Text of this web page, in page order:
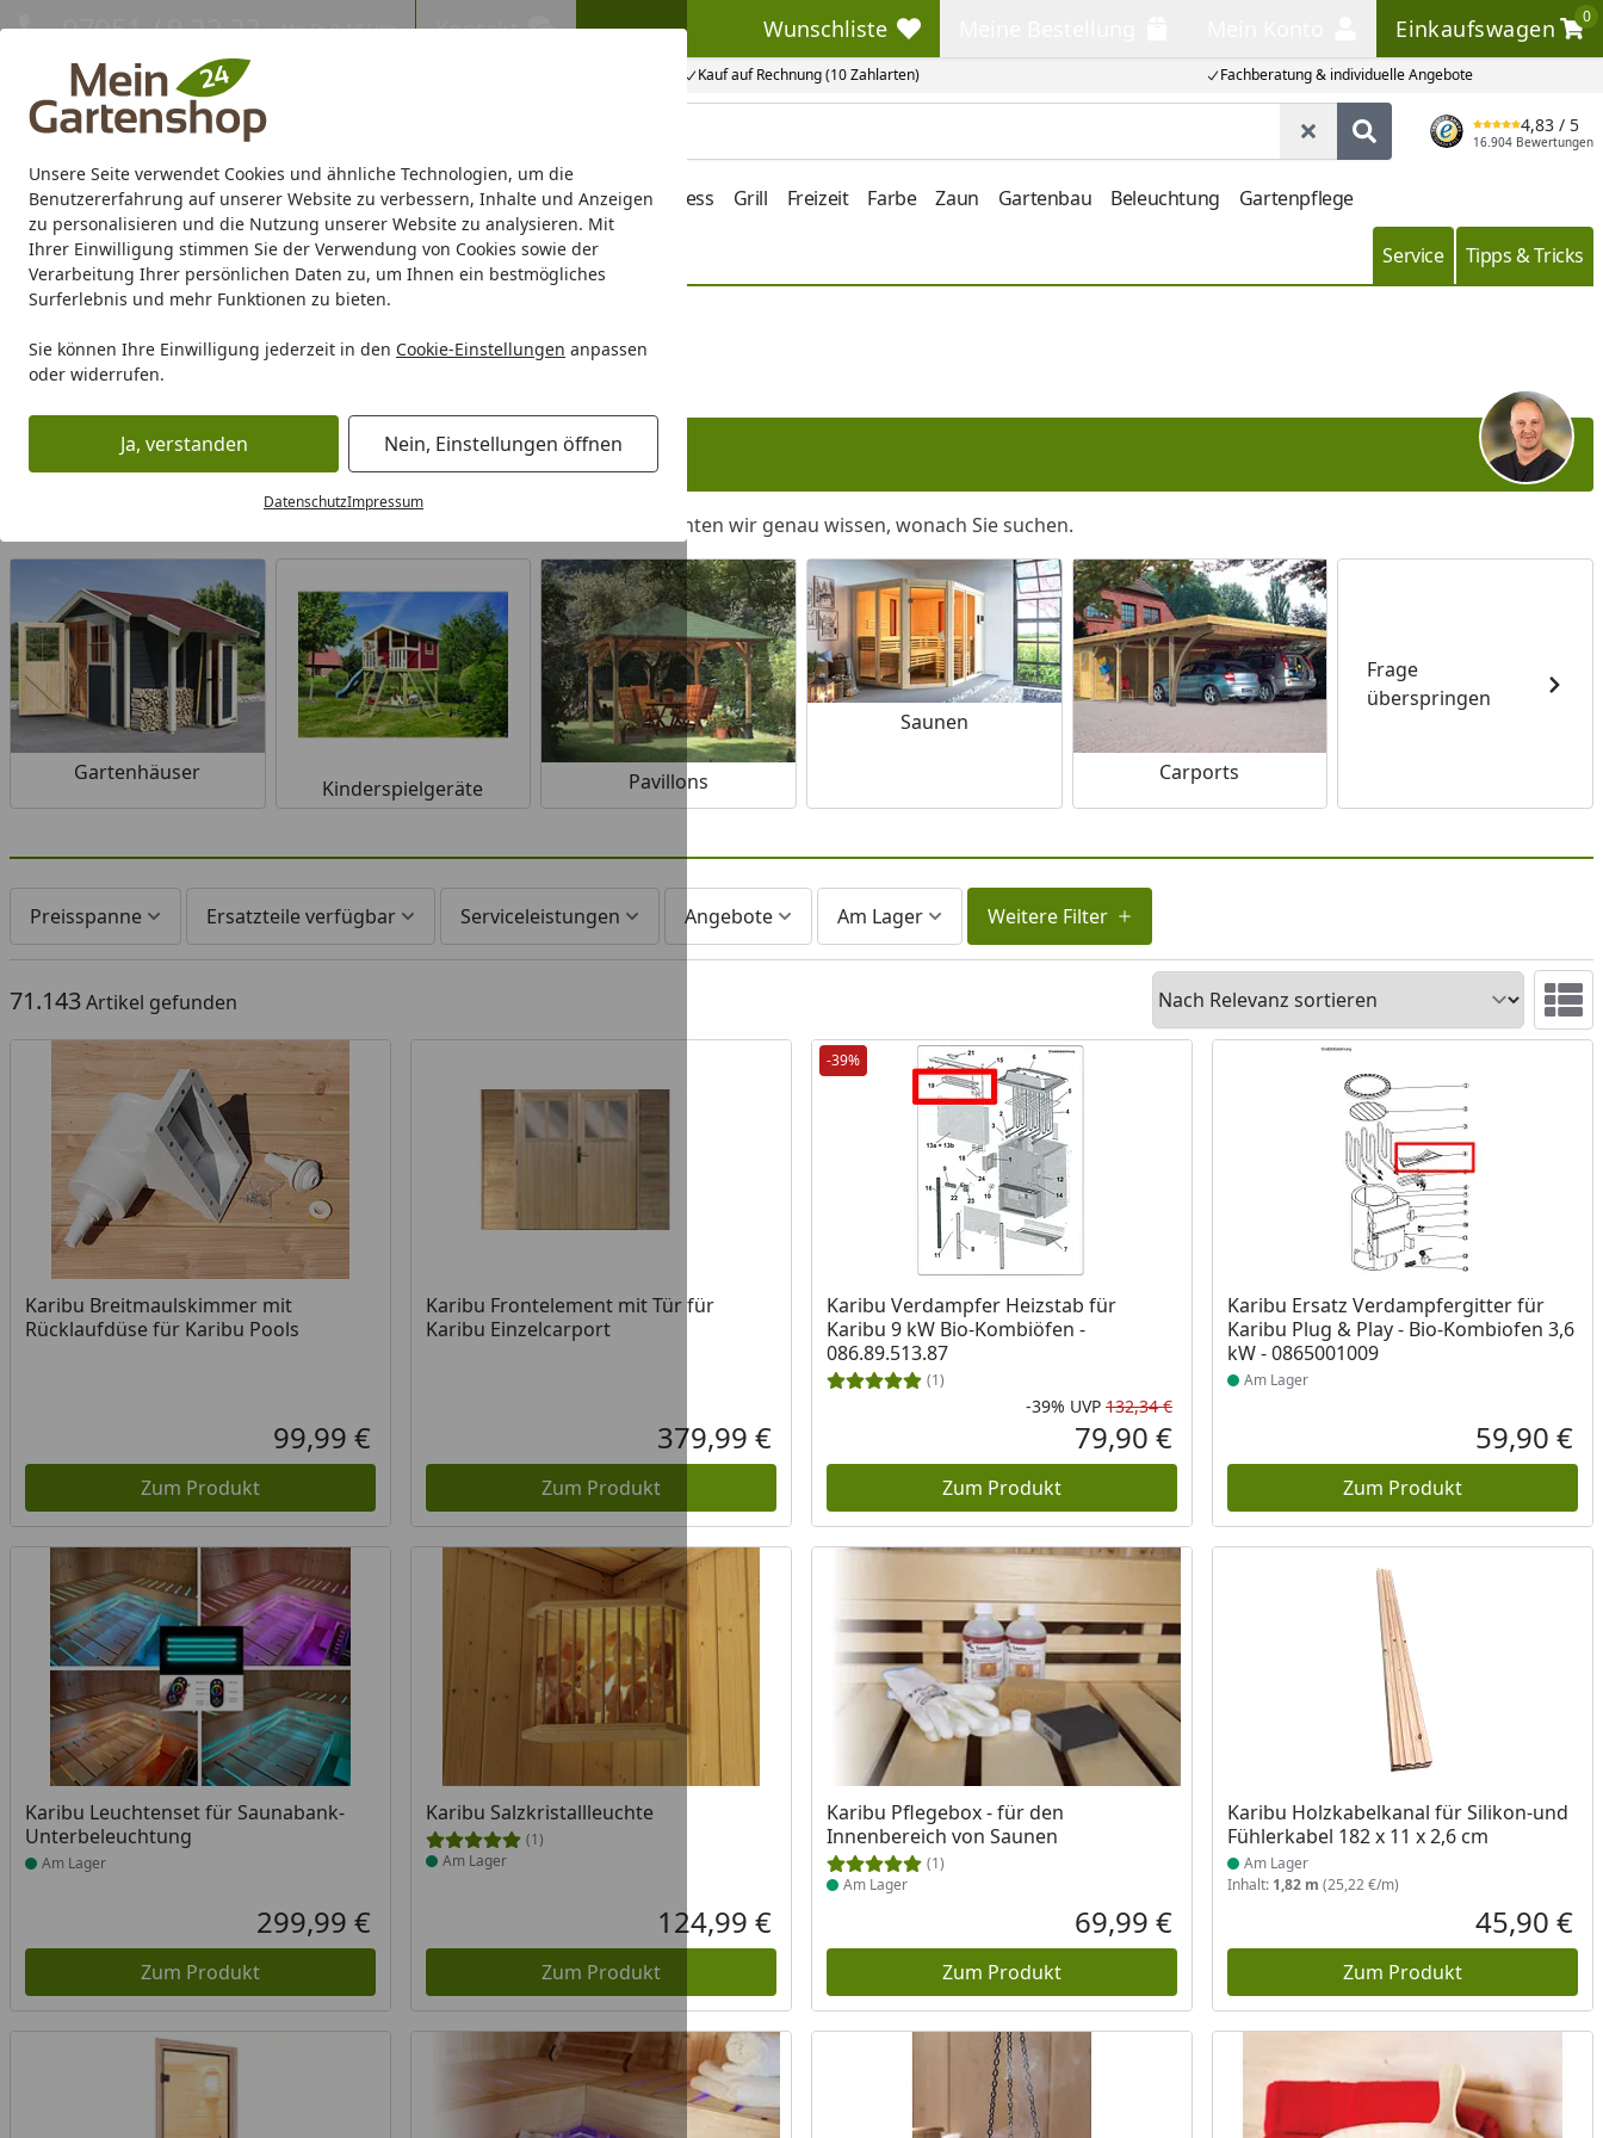
Unsere Seite verwendet Cookies und ähnliche Technologien, um die
Benutzererfahrung auf unserer Website zu verbessern, Inhalte und Anzeigen
zu personalisieren und die Nutzung unserer Website zu analysieren. Mit
Ihrer Einwilligung stimmen Sie der Verwendung von Cookies sowie der
Verarbeitung Ihrer persönlichen Daten zu, um Ihnen ein bestmögliches
Surferlebnis und mehr Funktionen zu bieten.
Sie können Ihre Einwilligung jederzeit in den Cookie-Einstellungen anpassen
oder widerrufen.
Ja, verstanden Nein, Einstellungen öffnen
DatenschutzImpressum
Eigene Montage-Teams Kauf auf Rechnung (10 Zahlarten) Fachberatung & individuelle Angebote
07051 / 9 22 22 Mo-Fr. 8-16 Uhr Kontakt Wunschliste
Wunschliste Einkaufswagen
0
Einkaufswagen
Suche leerenProdukt suchen
4,83 / 5
16.904 Bewertungen
Gartenhaus Gerätehaus Gewächshaus Carport/Garage/Vordach Wellness Grill Freizeit Farbe Zaun Gartenbau Beleuchtung Gartenpflege
Marken Sale % Service Tipps & Tricks
Startseite
Karibu Berater
Was für ein Karibu-Produkt suchen Sie?
Damit wir Ihnen das perfekte Karibu-Produkt empfehlen können, möchten wir genau wissen, wonach Sie suchen.
Gartenhäuser
Kinderspielgeräte Pavillons
Saunen
Carports
Frage
überspringen
Preisspanne Ersatzteile verfügbar Serviceleistungen Angebote Am Lager Weitere Filter
71.143Artikel gefunden
Sortieren
Karibu Breitmaulskimmer mit
Rücklaufdüse für Karibu Pools
Aktueller Preis
99,99 €
Zum Produkt
Karibu Frontelement mit Tür für
Karibu Einzelcarport
Aktueller Preis
379,99 €
Zum Produkt
-39%
Karibu Verdampfer Heizstab für
Karibu 9 kW Bio-Kombiöfen -
086.89.513.87
(1)
Rabatt in Prozent
-39%
Ursprünglicher Preis
UVP 132,34 €
Aktueller Preis
79,90 €
Zum Produkt
Karibu Ersatz Verdampfergitter für
Karibu Plug & Play - Bio-Kombiofen 3,6
kW - 0865001009
Produkt am Lager
Am Lager
59,90 €
Zum Produkt
Karibu Leuchtenset für Saunabank-
Unterbeleuchtung
Produkt am Lager
Am Lager
Aktueller Preis
299,99 €
Zum Produkt
Karibu Salzkristallleuchte
(1)
Produkt am Lager
Am Lager
Aktueller Preis
124,99 €
Zum Produkt
Karibu Pflegebox - für den
Innenbereich von Saunen
(1)
Produkt am Lager
Am Lager
Aktueller Preis
69,99 €
Zum Produkt
Karibu Holzkabelkanal für Silikon-und
Fühlerkabel 182 x 11 x 2,6 cm
Produkt am Lager
Am Lager
Inhalt: 1,82 m (25,22 €/m)
45,90 €
Zum Produkt